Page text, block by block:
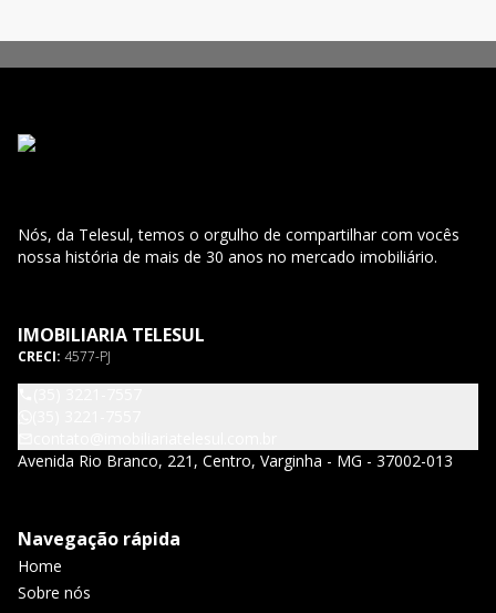
Nós, da Telesul, temos o orgulho de compartilhar com vocês
nossa história de mais de 30 anos no mercado imobiliário.
IMOBILIARIA TELESUL
CRECI: 4577-PJ
Avenida Rio Branco, 221, Centro, Varginha - MG - 37002-013
Navegação rápida
Home
Sobre nós